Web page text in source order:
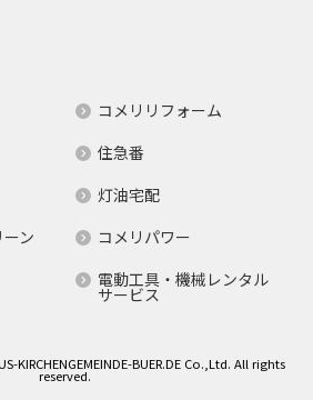
コメリリフォーム
住急番
灯油宅配
ン
コメリパワー
電動工具・機械レンタル
サービス
KIRCHENGEMEINDE-BUER.DE Co.,Ltd. All rights
reserved.